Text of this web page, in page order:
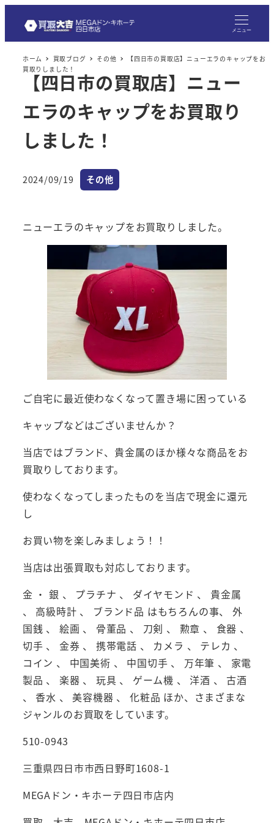
メニュー
ホーム 買取ブログ その他
【四日市の買取店】ニューエラのキャップをお
買取りしました！
【四日市の買取店】ニュー
エラのキャップをお買取り
しました！
投稿日
2024/09/19 カテゴリー
その他
ニューエラのキャップをお買取りしました。
ご自宅に最近使わなくなって置き場に困っている
キャップなどはございませんか？
当店ではブランド、貴金属のほか様々な商品をお
買取りしております。
使わなくなってしまったものを当店で現金に還元
し
お買い物を楽しみましょう！！
当店は出張買取も対応しております。
金 ・ 銀 、 プラチナ 、 ダイヤモンド 、 貴金属
、 高級時計 、 ブランド品 はもちろんの事、 外
国銭 、 絵画 、 骨董品 、 刀剣 、 勲章 、 食器 、
切手 、 金券 、 携帯電話 、 カメラ 、 テレカ 、
コイン 、 中国美術 、 中国切手 、 万年筆 、 家電
製品 、 楽器 、 玩具 、 ゲーム機 、 洋酒 、 古酒
、 香水 、 美容機器 、 化粧品 ほか、さまざまな
ジャンルのお買取をしています。
510-0943
三重県四日市市西日野町1608-1
MEGAドン・キホーテ四日市店内